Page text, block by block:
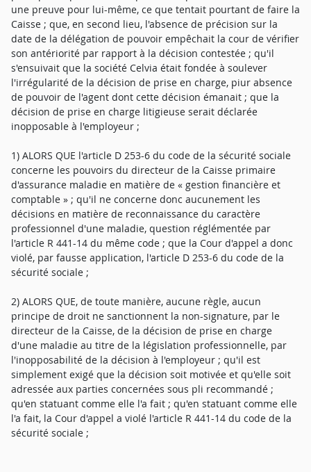
une preuve pour lui-même, ce que tentait pourtant de faire la
Caisse ; que, en second lieu, l'absence de précision sur la
date de la délégation de pouvoir empêchait la cour de vérifier
son antériorité par rapport à la décision contestée ; qu'il
s'ensuivait que la société Celvia était fondée à soulever
l'irrégularité de la décision de prise en charge, piur absence
de pouvoir de l'agent dont cette décision émanait ; que la
décision de prise en charge litigieuse serait déclarée
inopposable à l'employeur ;
1) ALORS QUE l'article D 253-6 du code de la sécurité sociale
concerne les pouvoirs du directeur de la Caisse primaire
d'assurance maladie en matière de « gestion financière et
comptable » ; qu'il ne concerne donc aucunement les
décisions en matière de reconnaissance du caractère
professionnel d'une maladie, question réglémentée par
l'article R 441-14 du même code ; que la Cour d'appel a donc
violé, par fausse application, l'article D 253-6 du code de la
sécurité sociale ;
2) ALORS QUE, de toute manière, aucune règle, aucun
principe de droit ne sanctionnent la non-signature, par le
directeur de la Caisse, de la décision de prise en charge
d'une maladie au titre de la législation professionnelle, par
l'inopposabilité de la décision à l'employeur ; qu'il est
simplement exigé que la décision soit motivée et qu'elle soit
adressée aux parties concernées sous pli recommandé ;
qu'en statuant comme elle l'a fait ; qu'en statuant comme elle
l'a fait, la Cour d'appel a violé l'article R 441-14 du code de la
sécurité sociale ;